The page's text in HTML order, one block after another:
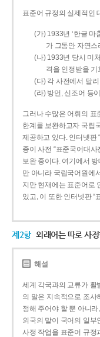
표준어 규정의 실제적인
(가) 1933년 ‘한글 마
가 그동안 자연
(나) 1933년 당시 미
격을 인정받을 기
(다) 각 사전에서 달
(라) 방언, 신조어 등
그러나 수많은 어휘의 표
한계를 보완하고자 국립
제공하고 있다. 인터넷판
종이 사전 “표준국어대
보완 중이다. 여기에서
만 아니라 국립국어원에
지만 현재에는 표준어로
있고, 이 또한 인터넷판 “
제2항 외래어는 따로 사정
해설
세계 각국과의 교류가 활
의 말은 지속적으로 조사
정해 주어야 할 뿐 아니
외국의 말이 국어의 일부
사정 작업을 표준어 규정